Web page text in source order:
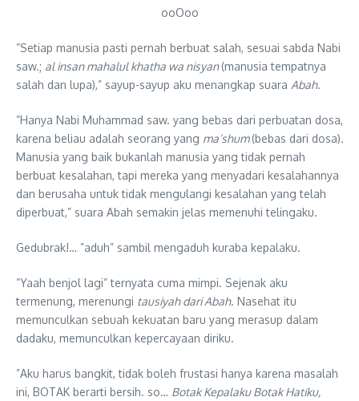
ooOoo
”Setiap manusia pasti pernah berbuat salah, sesuai sabda Nabi
saw.; al insan mahalul khatha wa nisyan(manusia tempatnya
salah dan lupa),” sayup-sayup aku menangkap suara Abah.
”Hanya Nabi Muhammad saw. yang bebas dari perbuatan dosa,
karena beliau adalah seorang yang ma’shum(bebas dari dosa).
Manusia yang baik bukanlah manusia yang tidak pernah
berbuat kesalahan, tapi mereka yang menyadari kesalahannya
dan berusaha untuk tidak mengulangi kesalahan yang telah
diperbuat,” suara Abah semakin jelas memenuhi telingaku.
Gedubrak!… ”aduh” sambil mengaduh kuraba kepalaku.
”Yaah benjol lagi” ternyata cuma mimpi. Sejenak aku
termenung, merenungi tausiyah dari Abah. Nasehat itu
memunculkan sebuah kekuatan baru yang merasup dalam
dadaku, memunculkan kepercayaan diriku.
”Aku harus bangkit, tidak boleh frustasi hanya karena masalah
ini, BOTAK berarti bersih. so… Botak Kepalaku Botak Hatiku,